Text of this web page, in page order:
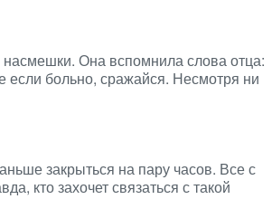
Она вспомнила слова отца:
если больно, сражайся. Несмотря ни
закрыться на пару часов. Все с
кто захочет связаться с такой